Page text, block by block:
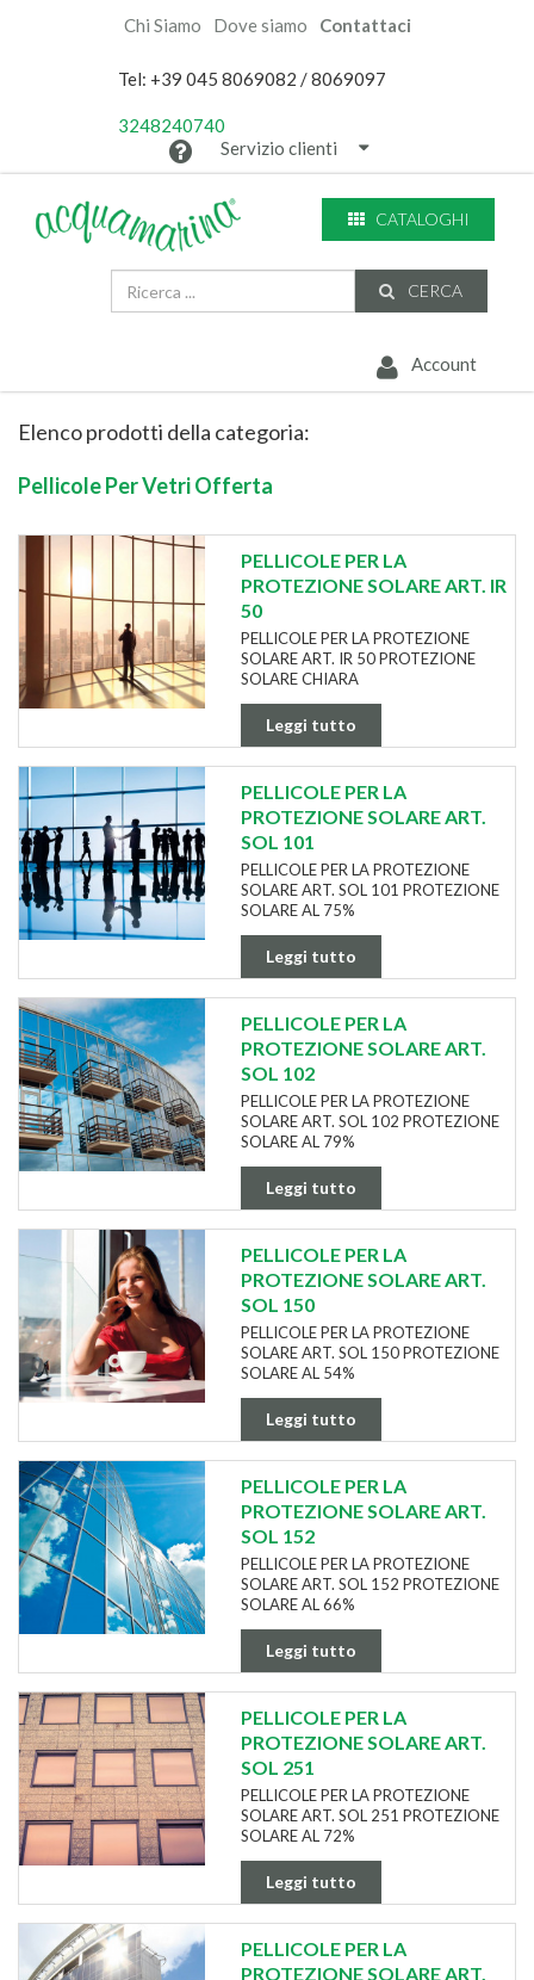
Chi Siamo Dove siamo Contattaci
Tel: +39 045 8069082 / 8069097
3248240740
Servizio clienti
CATALOGHI
CERCA
Account
Elenco prodotti della categoria:
Pellicole Per Vetri Offerta
PELLICOLE PER LA
PROTEZIONE SOLARE ART. IR
50
PELLICOLE PER LA PROTEZIONE
SOLARE ART. IR 50 PROTEZIONE
SOLARE CHIARA
Leggi tutto
PELLICOLE PER LA
PROTEZIONE SOLARE ART.
SOL 101
PELLICOLE PER LA PROTEZIONE
SOLARE ART. SOL 101 PROTEZIONE
SOLARE AL 75%
Leggi tutto
PELLICOLE PER LA
PROTEZIONE SOLARE ART.
SOL 102
PELLICOLE PER LA PROTEZIONE
SOLARE ART. SOL 102 PROTEZIONE
SOLARE AL 79%
Leggi tutto
PELLICOLE PER LA
PROTEZIONE SOLARE ART.
SOL 150
PELLICOLE PER LA PROTEZIONE
SOLARE ART. SOL 150 PROTEZIONE
SOLARE AL 54%
Leggi tutto
PELLICOLE PER LA
PROTEZIONE SOLARE ART.
SOL 152
PELLICOLE PER LA PROTEZIONE
SOLARE ART. SOL 152 PROTEZIONE
SOLARE AL 66%
Leggi tutto
PELLICOLE PER LA
PROTEZIONE SOLARE ART.
SOL 251
PELLICOLE PER LA PROTEZIONE
SOLARE ART. SOL 251 PROTEZIONE
SOLARE AL 72%
Leggi tutto
PELLICOLE PER LA
PROTEZIONE SOLARE ART.